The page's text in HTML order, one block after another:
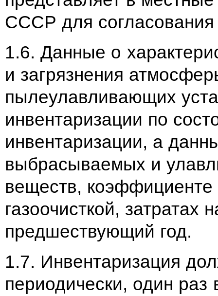
СССР для
1.6. Данные о
и загрязнения
пылеулавливающих
инвентаризации по
инвентаризации, а
выбрасываемых и
веществ, коэффициенте
газоочисткой, затратах
предшествующий год.
1.7. Инвентаризация
периодически, один раз